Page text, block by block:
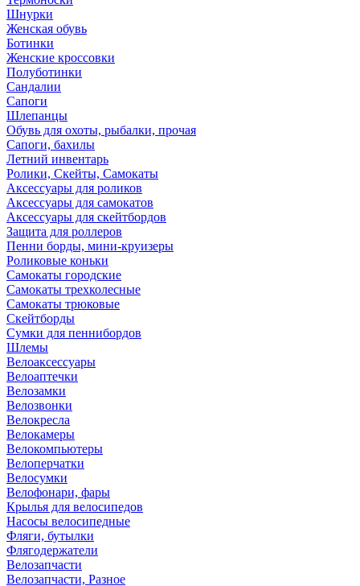
Шнурки
Женская обувь
Ботинки
Женские кроссовки
Полуботинки
Сандалии
Сапоги
Шлепанцы
Обувь для охоты, рыбалки, прочая
Сапоги, бахилы
Летний инвентарь
Ролики, Скейты, Самокаты
Аксессуары для роликов
Аксессуары для самокатов
Аксессуары для скейтбордов
Защита для роллеров
Пенни борды, мини-круизеры
Роликовые коньки
Самокаты городские
Самокаты трехколесные
Самокаты трюковые
Скейтборды
Сумки для пеннибордов
Шлемы
Велоаксессуары
Велоаптечки
Велозамки
Велозвонки
Велокресла
Велокамеры
Велокомпьютеры
Велоперчатки
Велосумки
Велофонари, фары
Крылья для велосипедов
Насосы велосипедные
Фляги, бутылки
Флягодержатели
Велозапчасти
Велозапчасти, Разное